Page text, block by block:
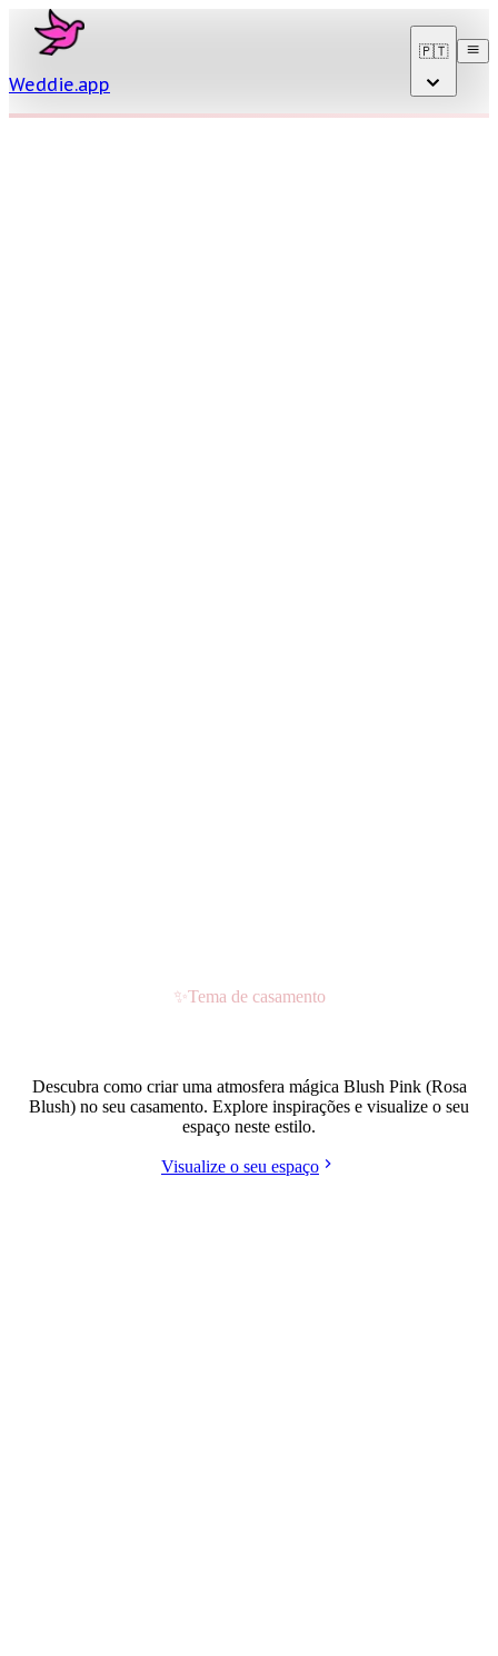
Weddie.app
🇵🇹
✨Tema de casamento
Descubra como criar uma atmosfera mágica Blush Pink (Rosa
Blush) no seu casamento. Explore inspirações e visualize o seu
espaço neste estilo.
Visualize o seu espaço